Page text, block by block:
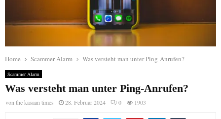
Home Scammer Alarm Was versteht man unter Ping-Anrufen?
Scammer Alarm
Was versteht man unter Ping-Anrufen?
vonthe kasaan times 28. Februar 2024 0 1903